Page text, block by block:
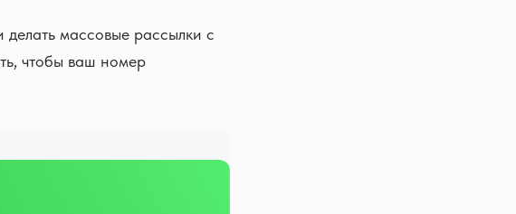
массовые рассылки с
чтобы ваш номер